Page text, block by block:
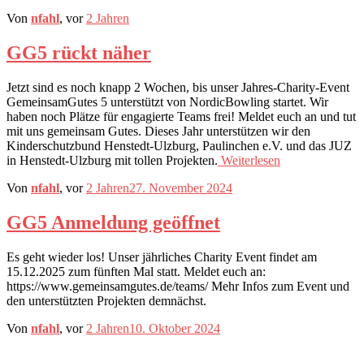
Von nfahl, vor2 Jahren
GG5 rückt näher
Jetzt sind es noch knapp 2 Wochen, bis unser Jahres-Charity-Event
GemeinsamGutes 5 unterstützt von NordicBowling startet. Wir
haben noch Plätze für engagierte Teams frei! Meldet euch an und tut
mit uns gemeinsam Gutes. Dieses Jahr unterstützen wir den
Kinderschutzbund Henstedt-Ulzburg, Paulinchen e.V. und das JUZ
in Henstedt-Ulzburg mit tollen Projekten. Weiterlesen
Von nfahl, vor 2 Jahren27. November 2024
GG5 Anmeldung geöffnet
Es geht wieder los! Unser jährliches Charity Event findet am
15.12.2025 zum fünften Mal statt. Meldet euch an:
https://www.gemeinsamgutes.de/teams/ Mehr Infos zum Event und
den unterstützten Projekten demnächst.
Von nfahl, vor 2 Jahren10. Oktober 2024